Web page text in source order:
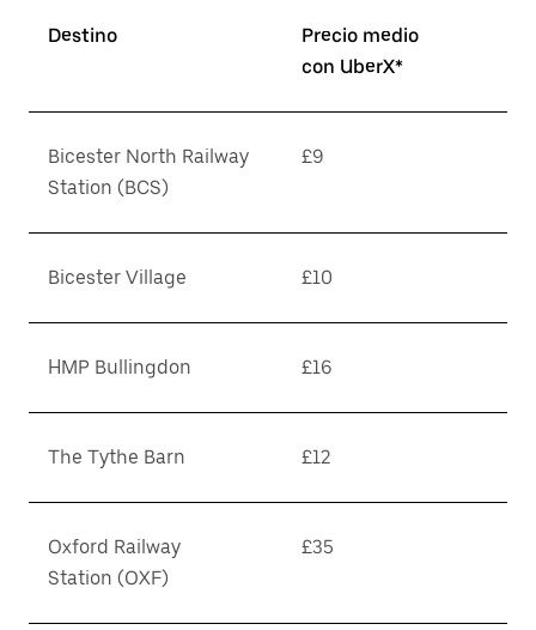
Destino
Precio medio
con UberX*
Bicester North Railway
Station (BCS)
£9
Bicester Village £10
HMP Bullingdon £16
The Tythe Barn £12
Oxford Railway
Station (OXF)
£35